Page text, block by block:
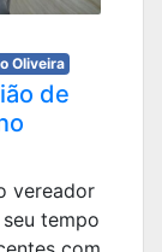
Oliveira
de
vereador
tempo